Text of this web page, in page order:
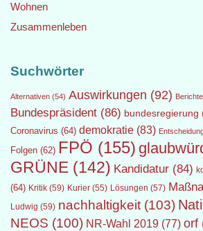
Wohnen
Zusammenleben
Suchwörter
Alternativen (54) Auswirkungen (92)
Bundespräsident (86) bundesregierung
Coronavirus (64) demokratie (83)
Folgen (62) FPÖ (155)
GRÜNE (142) Kandidatur (84)
(64) Kritik (59) Kurier (55) Lösungen (57)
Ludwig (59) nachhaltigkeit (103)
NEOS (100) NR-Wahl 2019 (77) orf